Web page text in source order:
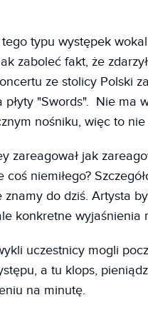
typu występek
zaboleć fakt, że
ze stolicy Polski
"Swords". Nie ma
nośniku, więc to
zareagował jak
niemiłego?
do dziś. Artysta
konkretne wyjaśnienia
uczestnicy mogli
a tu klops,
na minutę.